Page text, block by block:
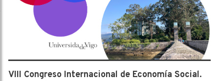
VIII Congreso Internacional de Economía Social.